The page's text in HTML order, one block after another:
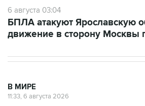
6 августа 03:04
БПЛА атакуют Ярославскую
движение в сторону Москвы
В МИРЕ
11:33, 6 августа 2026